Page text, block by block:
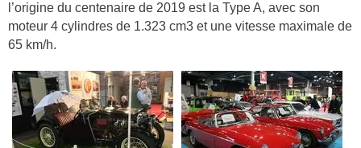
l’origine du centenaire de 2019 est la Type A, avec son
moteur 4 cylindres de 1.323 cm3 et une vitesse maximale de
65 km/h.